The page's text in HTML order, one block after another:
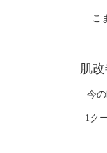
こ
肌
今
1ク